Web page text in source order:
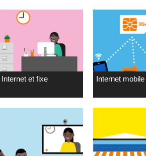
Internet et fixe Internet mobile